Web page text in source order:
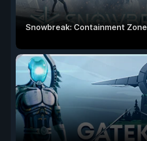
Snowbreak: Containment Zone